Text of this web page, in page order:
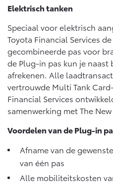
Elektrisch tanken
Speciaal voor elektrisch
Toyota Financial Services
gecombineerde pas voor
de Plug-in pas kun je
afrekenen. Alle
vertrouwde Multi Tank
Financial Services
samenwerking met The
Voordelen van de Plug-in
Afname van de
van één pas
Alle mobiliteitskosten